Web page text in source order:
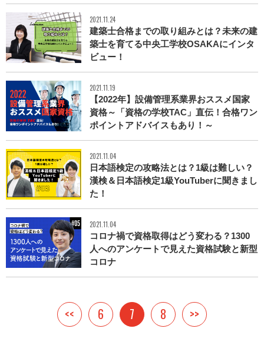
2021.11.24
建築士合格までの取り組みとは？未来の建
築士を育てる中央工学校OSAKAにインタ
ビュー！
2021.11.19
【2022年】設備管理系業界おススメ国家
資格～「資格の学校TAC」直伝！合格ワン
ポイントアドバイスもあり！～
2021.11.04
日本語検定の攻略法とは？1級は難しい？
漢検＆日本語検定1級YouTuberに聞きまし
た！
2021.11.04
コロナ禍で資格取得はどう変わる？1300
人へのアンケートで見えた資格試験と新型
コロナ
<< 6 7 8 >>